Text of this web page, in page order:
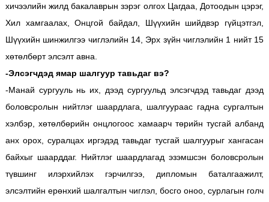
хичээлийн жилд бакалаврын зэрэг олгох Цагдаа, Дотоодын цэрэг,
Хил хамгаалах, Онцгой байдал, Шүүхийн шийдвэр гүйцэтгэл,
Шүүхийн шинжилгээ чиглэлийн 14, Эрх зүйн чиглэлийн 1 нийт 15
хөтөлбөрт элсэлт авна.
-Элсэгчдэд ямар шалгуур тавьдаг вэ?
-Манай сургууль нь их, дээд сургуульд элсэгчдэд тавьдаг дээд
боловсролын нийтлэг шаардлага, шалгуураас гадна сургалтын
хэлбэр, хөтөлбөрийн онцлогоос хамаарч төрийн тусгай албанд
анх орох, суралцах иргэдэд тавьдаг тусгай шалгуурыг хангасан
байхыг шаарддаг. Нийтлэг шаардлагад эзэмшсэн боловсролын
түвшинг илэрхийлэх гэрчилгээ, дипломын баталгаажилт,
элсэлтийн ерөнхий шалгалтын чиглэл, босго оноо, сурлагын голч